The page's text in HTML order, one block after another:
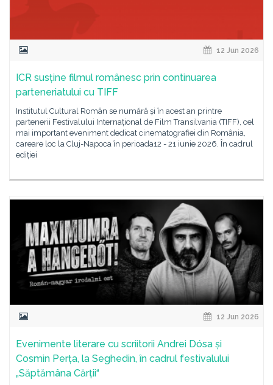
12 Jun 2026
ICR susține filmul românesc prin continuarea
parteneriatului cu TIFF
Institutul Cultural Român se numără și în acest an printre
partenerii Festivalului Internațional de Film Transilvania (TIFF), cel
mai important eveniment dedicat cinematografiei din România,
careare loc la Cluj-Napoca în perioada12 - 21 iunie 2026. În cadrul
ediției
12 Jun 2026
Evenimente literare cu scriitorii Andrei Dósa și
Cosmin Perța, la Seghedin, în cadrul festivalului
„Săptămâna Cărții“